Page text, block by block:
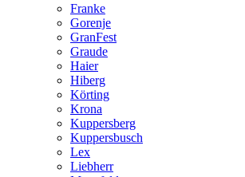
Franke
Gorenje
GranFest
Graude
Haier
Hiberg
Körting
Krona
Kuppersberg
Kuppersbusch
Lex
Liebherr